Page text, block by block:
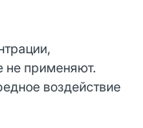
не применяют.
воздействие